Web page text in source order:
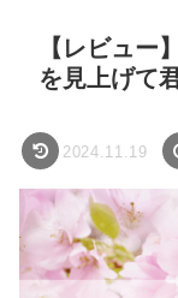
【レビュー
を見上げて
2024.11.19